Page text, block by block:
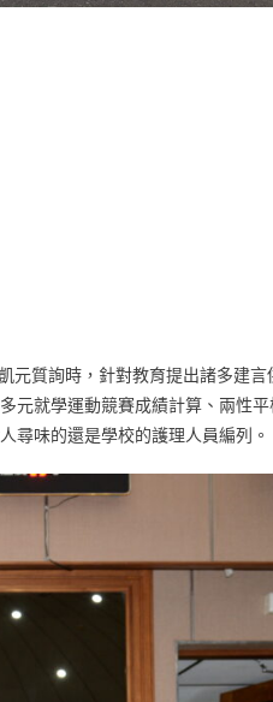
質詢時，針對教育提出諸多建言
元就學運動競賽成績計算、兩性
尋味的還是學校的護理人員編列。